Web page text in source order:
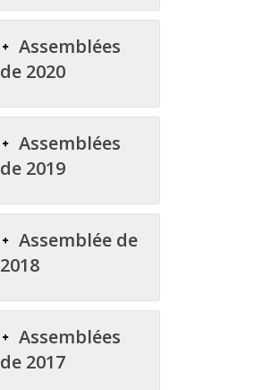
Assemblées
de 2020
Assemblées
de 2019
Assemblée de
2018
Assemblées
de 2017